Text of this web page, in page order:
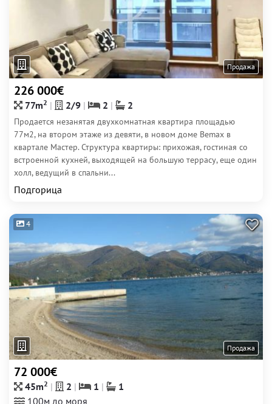
Продажа
226 000€
77m2 2/9 2 2
Продается незанятая двухкомнатная квартира площадью
77м2, на втором этаже из девяти, в новом доме Bemax в
квартале Мастер. Структура квартиры: прихожая, гостиная со
встроенной кухней, выходящей на большую террасу, еще один
холл, ведущий в спальни...
Подгорица
4
Продажа
72 000€
45m2 2 1
1
100м до моря